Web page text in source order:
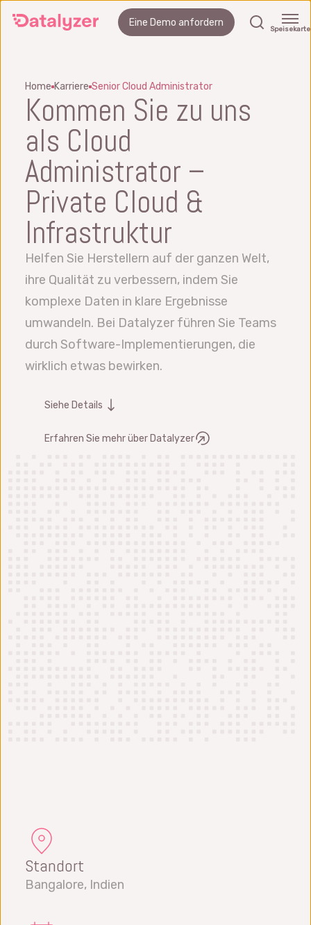
zum
Eine Demo anfordern Suchen
Speisekarte
Home Karriere Senior Cloud Administrator
Kommen Sie zu uns
als Cloud
Administrator –
Private Cloud &
Infrastruktur
Helfen Sie Herstellern auf der ganzen Welt,
ihre Qualität zu verbessern, indem Sie
komplexe Daten in klare Ergebnisse
umwandeln. Bei Datalyzer führen Sie Teams
durch Software-Implementierungen, die
wirklich etwas bewirken.
Siehe Details
Erfahren Sie mehr über Datalyzer
Standort
Bangalore, Indien